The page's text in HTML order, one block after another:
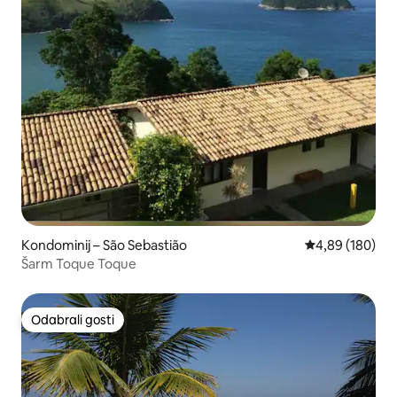
Kondominij – São Sebastião Prosječna
4,89 (180)
Šarm Toque Toque
Odabrali gosti
Odabrali gosti